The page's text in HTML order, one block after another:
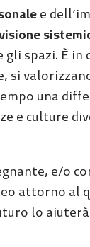
e
spazi. È in
si
una
e culture
e/o
attorno al
lo